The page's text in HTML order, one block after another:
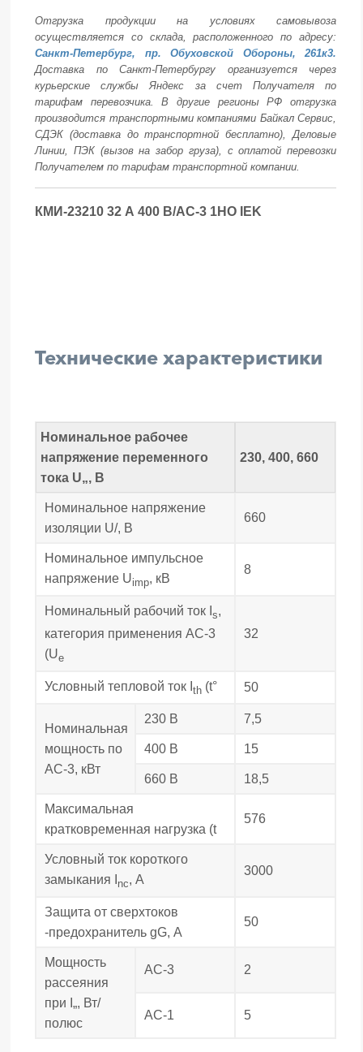
Отгрузка продукции на условиях самовывоза
осуществляется со склада, расположенного по адресу:
Санкт-Петербург, пр. Обуховской Обороны, 261к3.
Доставка по Санкт-Петербургу организуется через
курьерские службы Яндекс за счет Получателя по
тарифам перевозчика. В другие регионы РФ отгрузка
производится транспортными компаниями Байкал Сервис,
СДЭК (доставка до транспортной бесплатно), Деловые
Линии, ПЭК (вызов на забор груза), с оплатой перевозки
Получателем по тарифам транспортной компании.
КМИ-23210 32 А 400 В/АС-3 1НО IEK
Технические характеристики
Номинальное рабочее
напряжение переменного
тока U„, В
230, 400, 660
Номинальное напряжение
изоляции U/, В
660
Номинальное импульсное
напряжение Uimp, кВ
8
Номинальный рабочий ток I s,
категория применения АС-3
(Ue
32
Условный тепловой ток I th (t° 50
Номинальная
мощность по
АС-3, кВт
230 В 7,5
400 В 15
660 В 18,5
Максимальная
кратковременная нагрузка (t
576
Условный ток короткого
замыкания I
nc, А
3000
Защита от сверхтоков
-предохранитель gG, А
50
Мощность
рассеяния
при I„, Вт/
полюс
АС-3 2
АС-1 5